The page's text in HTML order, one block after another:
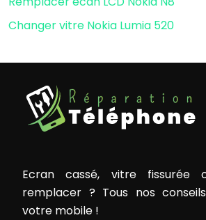
Changer vitre Nokia Lumia 520
Ecran cassé, vitre fissurée
remplacer ? Tous nos
votre mobile !